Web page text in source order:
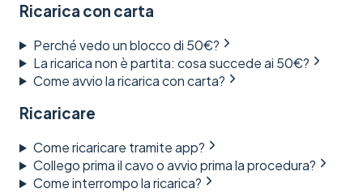
Ricarica con carta
Perché vedo un blocco di 50€?
La ricarica non è partita: cosa succede ai 50€?
Come avvio la ricarica con carta?
Ricaricare
Come ricaricare tramite app?
Collego prima il cavo o avvio prima la procedura?
Come interrompo la ricarica?